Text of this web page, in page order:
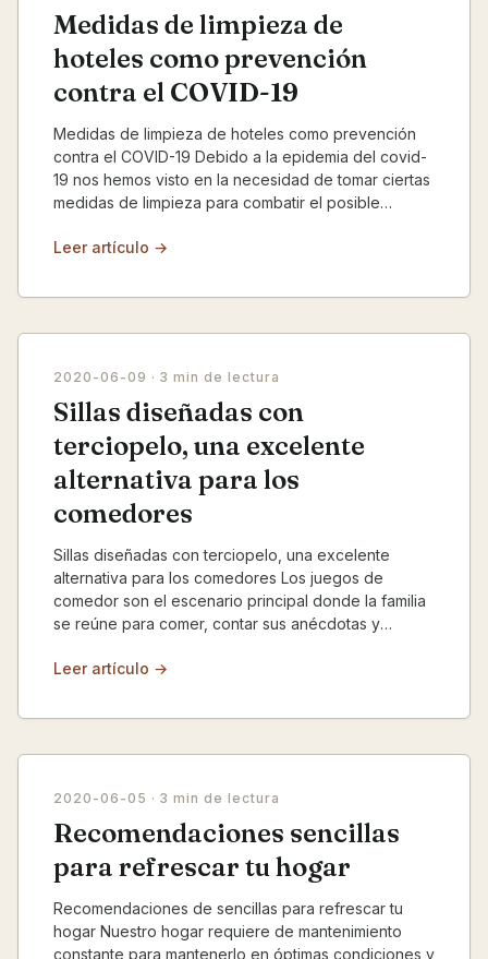
Medidas de limpieza de
hoteles como prevención
contra el COVID-19
Medidas de limpieza de hoteles como prevención
contra el COVID-19 Debido a la epidemia del covid-
19 nos hemos visto en la necesidad de tomar ciertas
medidas de limpieza para combatir el posible
Leer artículo →
2020-06-09 · 3 min de lectura
Sillas diseñadas con
terciopelo, una excelente
alternativa para los
comedores
Sillas diseñadas con terciopelo, una excelente
alternativa para los comedores Los juegos de
comedor son el escenario principal donde la familia
se reúne para comer, contar sus anécdotas y
Leer artículo →
2020-06-05 · 3 min de lectura
Recomendaciones sencillas
para refrescar tu hogar
Recomendaciones de sencillas para refrescar tu
hogar Nuestro hogar requiere de mantenimiento
constante para mantenerlo en óptimas condiciones y